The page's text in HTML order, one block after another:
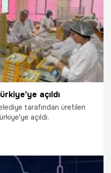
açıldı
tarafından üretilen
açıldı.